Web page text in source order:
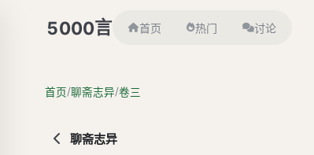
5000言 首页 热门 讨论
首页/聊斋志异/卷三
聊斋志异